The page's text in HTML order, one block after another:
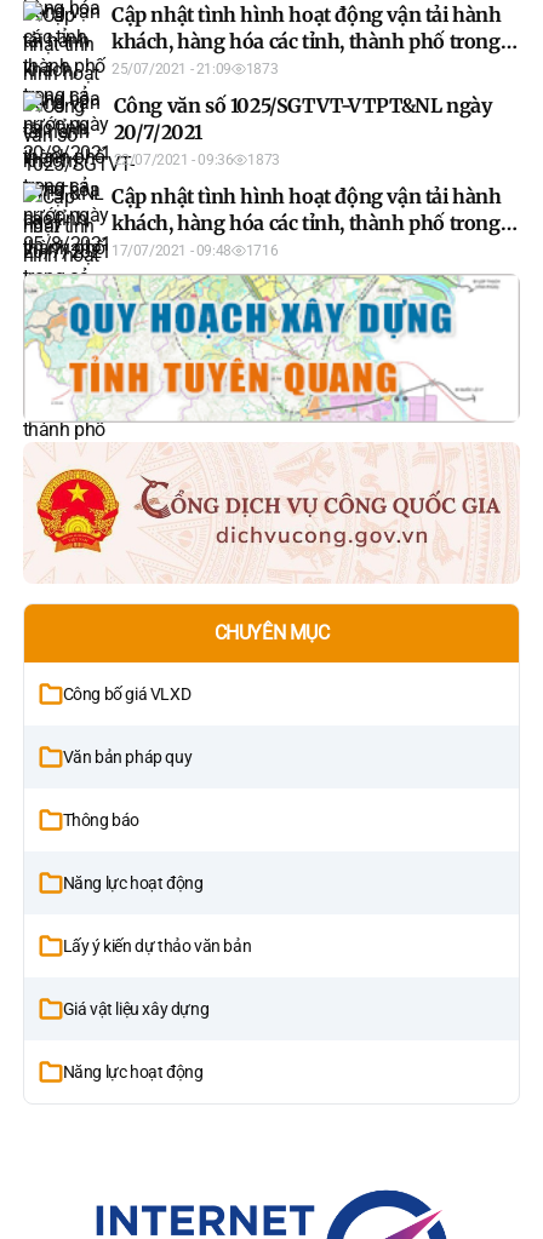
Cập nhật tình hình hoạt động vận tải hành
khách, hàng hóa các tỉnh, thành phố trong
cả nước ngày 25/7/2021
25/07/2021 - 21:09 1873
Công văn số 1025/SGTVT-VTPT&NL ngày
20/7/2021
22/07/2021 - 09:36 1873
Cập nhật tình hình hoạt động vận tải hành
khách, hàng hóa các tỉnh, thành phố trong
cả nước ngày 16/7/2021
17/07/2021 - 09:48 1716
CHUYÊN MỤC
Công bố giá VLXD
Văn bản pháp quy
Thông báo
Năng lực hoạt động
Lấy ý kiến dự thảo văn bản
Giá vật liệu xây dựng
Năng lực hoạt động